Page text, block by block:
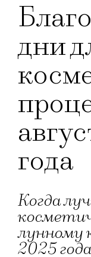
дни
года
Когда
лунному
2025